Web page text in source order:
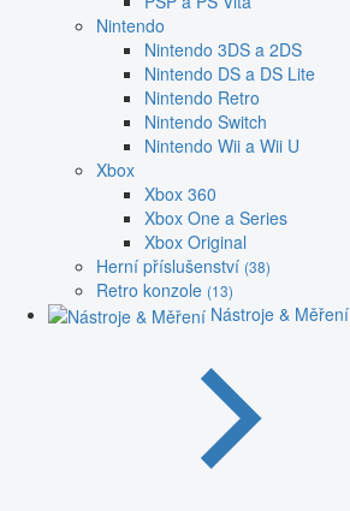
Nintendo
Nintendo 3DS a 2DS
Nintendo DS a DS Lite
Nintendo Retro
Nintendo Switch
Nintendo Wii a Wii U
Xbox
Xbox 360
Xbox One a Series
Xbox Original
Herní příslušenství (38)
Retro konzole (13)
Nástroje & Měření